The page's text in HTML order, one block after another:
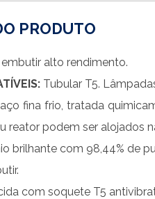
PRODUTO
alto rendimento.
Tubular T5.
fina frio, tratada
reator podem ser alojados
brilhante com 98,44% de
com soquete T5